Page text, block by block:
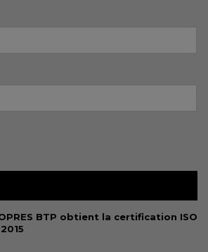
BTP obtient la certification ISO